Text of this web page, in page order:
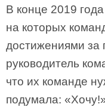
В конце 2019
на которых
достижениями
руководитель
что их команде
подумала: